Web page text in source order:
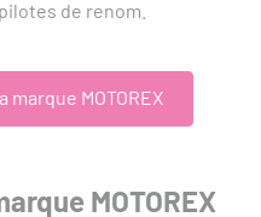
de renom.
MOTOREX
MOTOREX